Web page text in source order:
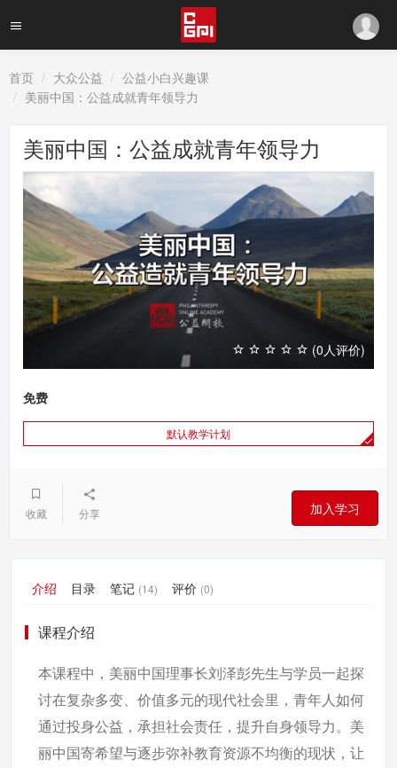
首页 大众公益
公益小白兴趣课
美丽中国：公益成就青年领导力
美丽中国：公益成就青年领导力
(0人评价)
免费
默认教学计划
收藏 分享 加入学习
介绍 目录 笔记 (14) 评价 (0)
课程介绍
本课程中，美丽中国理事长刘泽彭先生与学员一起探
讨在复杂多变、价值多元的现代社会里，青年人如何
通过投身公益，承担社会责任，提升自身领导力。美
丽中国寄希望与逐步弥补教育资源不均衡的现状，让